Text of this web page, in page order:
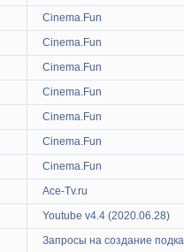
Cinema.Fun
Cinema.Fun
Cinema.Fun
Cinema.Fun
Cinema.Fun
Cinema.Fun
Cinema.Fun
Ace-Tv.ru
Youtube v4.4 (2020.06.28)
Запросы на создание